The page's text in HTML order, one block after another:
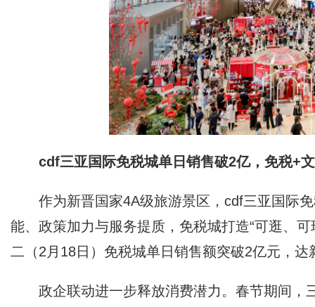
cdf三亚国际免税城单日销售破2亿，免税+
作为新晋国家4A级旅游景区，cdf三亚国际
能、政策加力与服务提质，免税城打造“可逛、
二（2月18日）免税城单日销售额突破2亿元，达
政企联动进一步释放消费潜力。春节期间，